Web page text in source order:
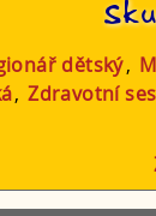
dětský,
, Zdravotní